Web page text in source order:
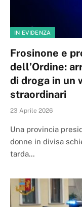
IN EVIDENZA
Frosinone e
dell’Ordine:
di droga in un
straordinari
23 Aprile 2026
Una provincia
donne in divisa
tarda…